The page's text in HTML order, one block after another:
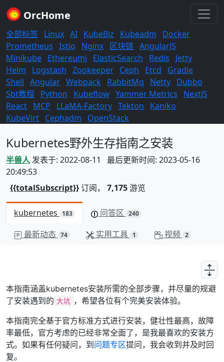
OrcHome
全部标签 Linux AI KubeBiz Kubeadm
Docker
Prometheus Istio Nginx 区块链 AngularJS
Minikube Ethereumj ElasticSearch Redis
Jetty
Helm
Logstash Zookeeper Ceph Etcd
Gradle
Shell Angular Webpack RabbitMq Netty Dubbo
Sbt教程
Python Kubeflow Yammer Metrics
NextJS
React MCP LLaMA-Factory Tekton
Kaniko
KubeVirt Cephadm OpenStack
Kubernetes野外生存指南之安装
半兽人发表于: 2022-08-11 最后更新时间: 2023-05-16
20:49:53
{{totalSubscript}}订阅， 7,175游览
kubernetes 183 问答区 240
最新动态 74 实用工具 1 视频 2
本指南涵盖kubernetes安装所需的全部步骤，并尽量的规避
了安装遇到的 大坑 ，希望各位有个完美安装体验。
本指南完全基于官方标准方式进行安装，健壮性最高，故障
率最低，官方考虑的已经非常全面了，是我最喜欢的安装方
式。如果有任何疑问，到问题专区提问，我会收到并及时回
复。